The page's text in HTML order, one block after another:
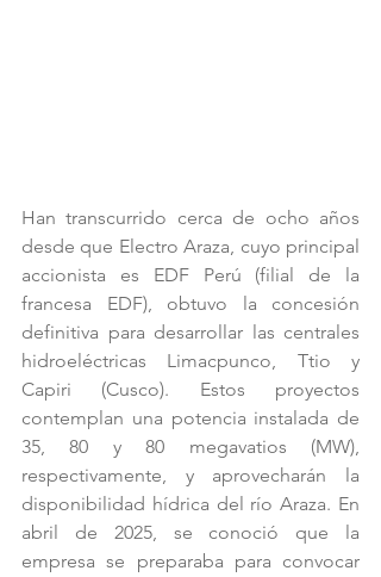
Han transcurrido cerca de ocho años
desde que Electro Araza, cuyo principal
accionista es EDF Perú (filial de la
francesa EDF), obtuvo la concesión
definitiva para desarrollar las centrales
hidroeléctricas Limacpunco, Ttio y
Capiri (Cusco). Estos proyectos
contemplan una potencia instalada de
35, 80 y 80 megavatios (MW),
respectivamente, y aprovecharán la
disponibilidad hídrica del río Araza. En
abril de 2025, se conoció que la
empresa se preparaba para convocar